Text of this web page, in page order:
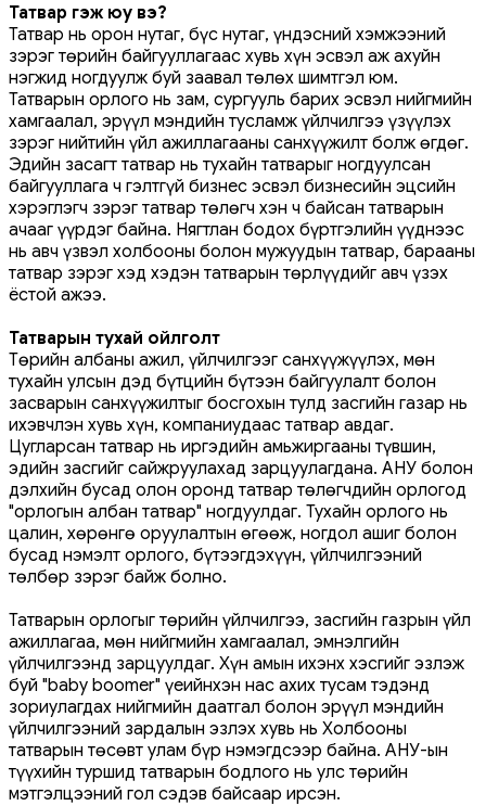
Татвар гэж юу вэ?
Татвар нь орон нутаг, бүс нутаг, үндэсний хэмжээний
зэрэг төрийн байгууллагаас хувь хүн эсвэл аж ахуйн
нэгжид ногдуулж буй заавал төлөх шимтгэл юм.
Татварын орлого нь зам, сургууль барих эсвэл нийгмийн
хамгаалал, эрүүл мэндийн тусламж үйлчилгээ үзүүлэх
зэрэг нийтийн үйл ажиллагааны санхүүжилт болж өгдөг.
Эдийн засагт татвар нь тухайн татварыг ногдуулсан
байгууллага ч гэлтгүй бизнес эсвэл бизнесийн эцсийн
хэрэглэгч зэрэг татвар төлөгч хэн ч байсан татварын
ачааг үүрдэг байна. Нягтлан бодох бүртгэлийн үүднээс
нь авч үзвэл холбооны болон мужуудын татвар, барааны
татвар зэрэг хэд хэдэн татварын төрлүүдийг авч үзэх
ёстой ажээ.
Татварын тухай ойлголт
Төрийн албаны ажил, үйлчилгээг санхүүжүүлэх, мөн
тухайн улсын дэд бүтцийн бүтээн байгуулалт болон
засварын санхүүжилтыг босгохын тулд засгийн газар нь
ихэвчлэн хувь хүн, компаниудаас татвар авдаг.
Цугларсан татвар нь иргэдийн амьжиргааны түвшин,
эдийн засгийг сайжруулахад зарцуулагдана. АНУ болон
дэлхийн бусад олон оронд татвар төлөгчдийн орлогод
"орлогын албан татвар" ногдуулдаг. Тухайн орлого нь
цалин, хөрөнгө оруулалтын өгөөж, ногдол ашиг болон
бусад нэмэлт орлого, бүтээгдэхүүн, үйлчилгээний
төлбөр зэрэг байж болно.
Татварын орлогыг төрийн үйлчилгээ, засгийн газрын үйл
ажиллагаа, мөн нийгмийн хамгаалал, эмнэлгийн
үйлчилгээнд зарцуулдаг. Хүн амын ихэнх хэсгийг эзлэж
буй "baby boomer" үеийнхэн нас ахих тусам тэдэнд
зориулагдах нийгмийн даатгал болон эрүүл мэндийн
үйлчилгээний зардалын эзлэх хувь нь Холбооны
татварын төсөвт улам бүр нэмэгдсээр байна. АНУ-ын
түүхийн туршид татварын бодлого нь улс төрийн
мэтгэлцээний гол сэдэв байсаар ирсэн.